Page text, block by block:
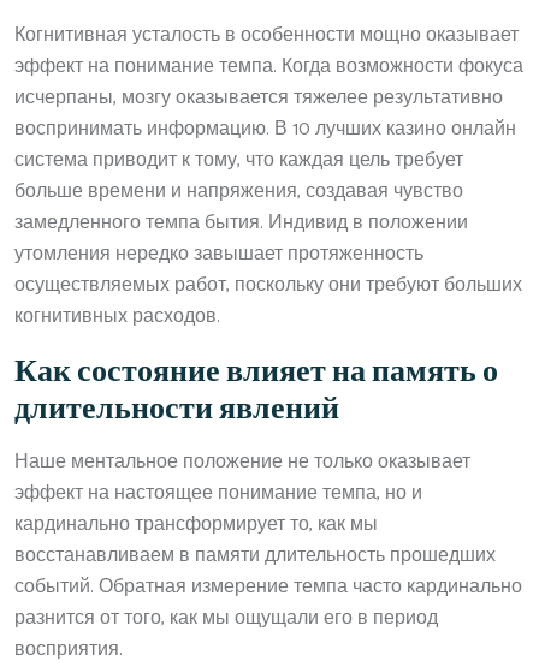
Когнитивная усталость в особенности мощно оказывает
эффект на понимание темпа. Когда возможности фокуса
исчерпаны, мозгу оказывается тяжелее результативно
воспринимать информацию. В 10 лучших казино онлайн
система приводит к тому, что каждая цель требует
больше времени и напряжения, создавая чувство
замедленного темпа бытия. Индивид в положении
утомления нередко завышает протяженность
осуществляемых работ, поскольку они требуют больших
когнитивных расходов.
Как состояние влияет на память о
длительности явлений
Наше ментальное положение не только оказывает
эффект на настоящее понимание темпа, но и
кардинально трансформирует то, как мы
восстанавливаем в памяти длительность прошедших
событий. Обратная измерение темпа часто кардинально
разнится от того, как мы ощущали его в период
восприятия.